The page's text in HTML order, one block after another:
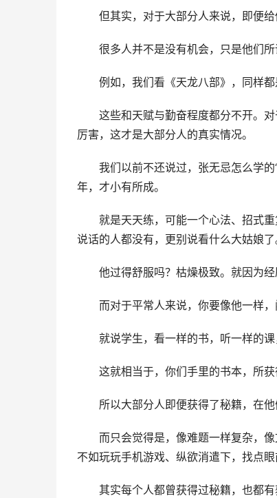
但其实，对于大部分人来说，即便给
很多人并不是没有机会，只是他们所
例如，我们看《天龙八部》，同样都
这些和天赋与勤奋程度都分不开。对
厉害，这才是大部分人的真实情况。
我们以前不还说过，张无忌怎么学的“
年，才小有所成。
就是天天练，可能一个心法、招式重
说话的人都没有，更别说看什么大姑娘了
他过得舒服吗？枯燥极致。就因为经
而对于平常人来说，你要像他一样，
就说学生，看一样的书，听一样的课
这就相当于，你们手里的书本，所获
所以大部分人即便获得了秘籍，在他
而只会觉得是，像难题一样复杂，像
不如玩玩手机游戏、纵欲消遣下，找点眼
其实每个人都曾获得过秘籍，也都有